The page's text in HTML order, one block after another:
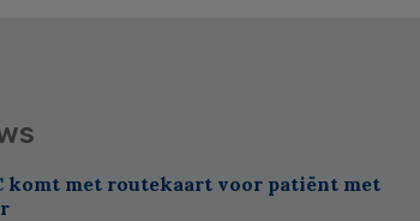
komt met routekaart voor patiënt met